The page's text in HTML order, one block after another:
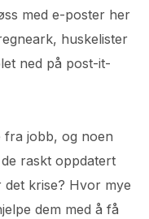
med e-poster her
huskelister
ned på post-it-
jobb, og noen
raskt oppdatert
krise? Hvor mye
dem med å få